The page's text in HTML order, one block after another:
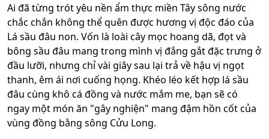
Ai đã từng trót yêu nền ẩm thực miền Tây sông nước
chắc chắn không thể quên được hương vị độc đáo của
Lá sầu đâu non. Vốn là loài cây mọc hoang dã, đọt và
bông sầu đâu mang trong mình vị đắng gắt đặc trưng ở
đầu lưỡi, nhưng chỉ vài giây sau lại trả về hậu vị ngọt
thanh, êm ái nơi cuống họng. Khéo léo kết hợp lá sầu
đâu cùng khô cá đồng và nước mắm me, bạn sẽ có
ngay một món ăn "gây nghiện" mang đậm hồn cốt của
vùng đồng bằng sông Cửu Long.